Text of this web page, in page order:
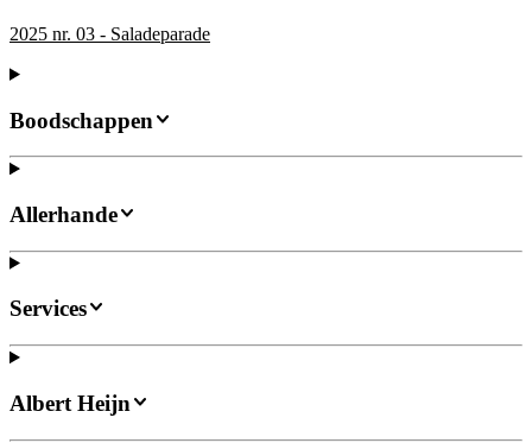
2025 nr. 03 - Saladeparade
Boodschappen
Allerhande
Services
Albert Heijn